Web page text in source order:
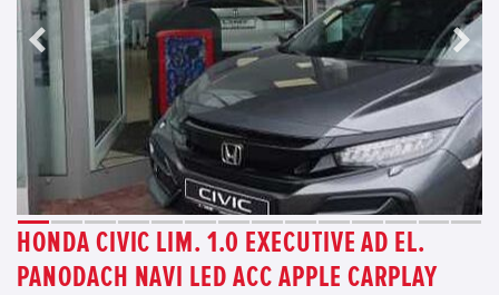
HONDA CIVIC LIM. 1.0 EXECUTIVE AD EL.
PANODACH NAVI LED ACC APPLE CARPLAY